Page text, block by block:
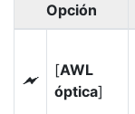
Opción
Y
[AWL
óptica]